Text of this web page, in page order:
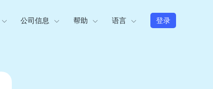
公司信息 帮助 语言 登录